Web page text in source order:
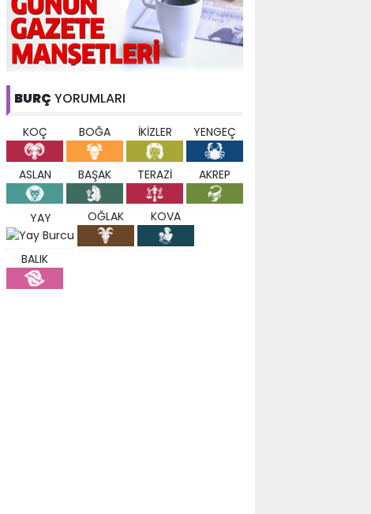
BURÇ YORUMLARI
KOÇ BOĞA İKİZLER YENGEÇ
ASLAN BAŞAK TERAZİ AKREP
YAY OĞLAK KOVA
BALIK